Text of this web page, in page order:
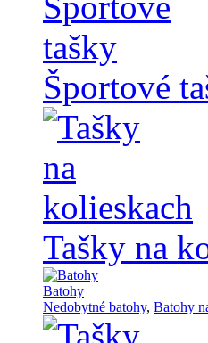
Športové
Tašky na
Batohy
Nedobytné batohy, Batohy